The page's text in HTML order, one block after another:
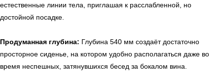
естественные линии тела, приглашая к расслабленной, но
достойной посадке.
Продуманная глубина: Глубина 540 мм создаёт достаточно
просторное сиденье, на котором удобно располагаться даже во
время неспешных, затянувшихся бесед за бокалом вина.